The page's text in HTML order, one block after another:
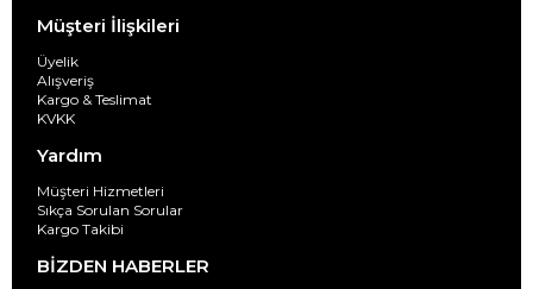
Müşteri İlişkileri
Üyelik
Alışveriş
Kargo & Teslimat
KVKK
Yardım
Müşteri Hizmetleri
Sıkça Sorulan Sorular
Kargo Takibi
BİZDEN HABERLER